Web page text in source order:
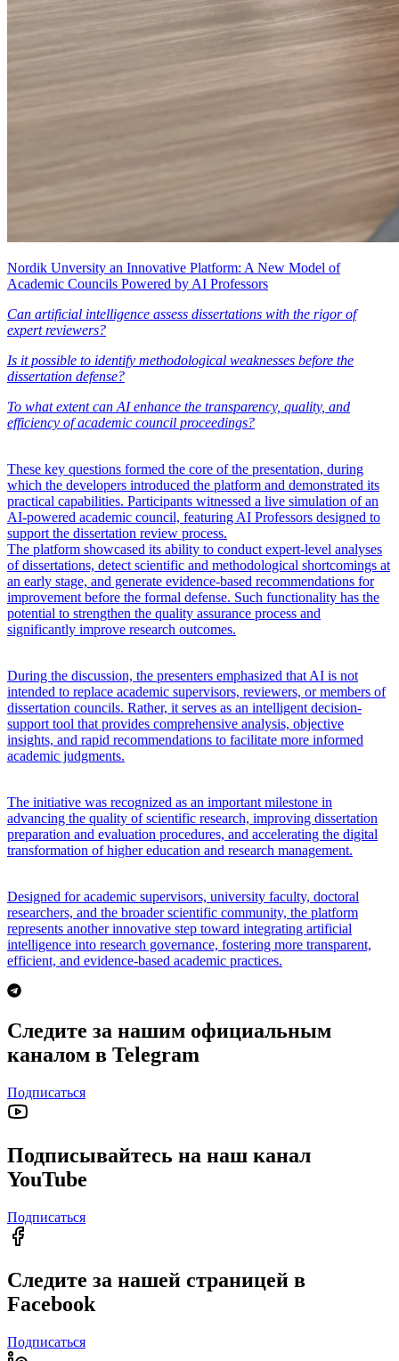
Nordik Unversity an Innovative Platform: A New Model of
Academic Councils Powered by AI Professors
Can artificial intelligence assess dissertations with the rigor of
expert reviewers?
Is it possible to identify methodological weaknesses before the
dissertation defense?
To what extent can AI enhance the transparency, quality, and
efficiency of academic council proceedings?
These key questions formed the core of the presentation, during
which the developers introduced the platform and demonstrated its
practical capabilities. Participants witnessed a live simulation of an
AI-powered academic council, featuring AI Professors designed to
support the dissertation review process.
The platform showcased its ability to conduct expert-level analyses
of dissertations, detect scientific and methodological shortcomings at
an early stage, and generate evidence-based recommendations for
improvement before the formal defense. Such functionality has the
potential to strengthen the quality assurance process and
significantly improve research outcomes.
During the discussion, the presenters emphasized that AI is not
intended to replace academic supervisors, reviewers, or members of
dissertation councils. Rather, it serves as an intelligent decision-
support tool that provides comprehensive analysis, objective
insights, and rapid recommendations to facilitate more informed
academic judgments.
The initiative was recognized as an important milestone in
advancing the quality of scientific research, improving dissertation
preparation and evaluation procedures, and accelerating the digital
transformation of higher education and research management.
Designed for academic supervisors, university faculty, doctoral
researchers, and the broader scientific community, the platform
represents another innovative step toward integrating artificial
intelligence into research governance, fostering more transparent,
efficient, and evidence-based academic practices.
Следите за нашим официальным
каналом в Telegram
Подписаться
Подписывайтесь на наш канал
YouTube
Подписаться
Следите за нашей страницей в
Facebook
Подписаться